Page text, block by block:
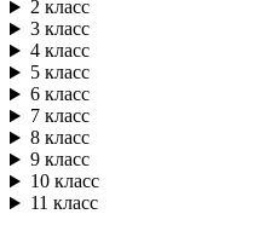
2 класс
3 класс
4 класс
5 класс
6 класс
7 класс
8 класс
9 класс
10 класс
11 класс